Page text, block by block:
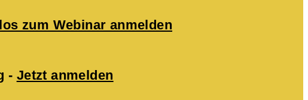
zum Webinar anmelden
- Jetzt anmelden